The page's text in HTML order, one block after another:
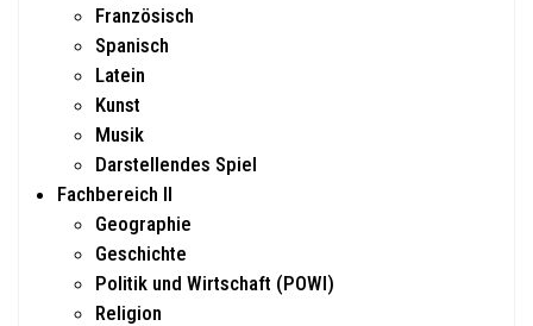
Französisch
Spanisch
Latein
Kunst
Musik
Darstellendes Spiel
Fachbereich II
Geographie
Geschichte
Politik und Wirtschaft (POWI)
Religion